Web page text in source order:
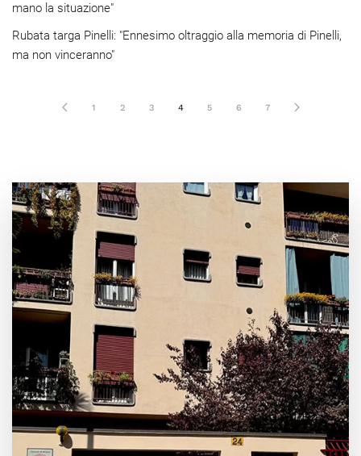
mano la situazione"
Rubata targa Pinelli: "Ennesimo oltraggio alla memoria di Pinelli,
ma non vinceranno"
1 2 3 4 5 6 7